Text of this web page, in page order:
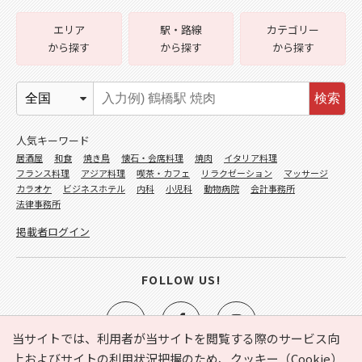
当サイトでは、利用者が当サイトを閲覧する際のサービス向
上およびサイトの利用状況把握のため、クッキー（Cookie）
エリア
から探す
駅・路線
から探す
カテゴリー
から探す
検索
人気キーワード
居酒屋 和食 焼き鳥 懐石・会席料理 焼肉
イタリア料理
フランス料理
アジア料理 喫茶・カフェ リラクゼーション
マッサージ
カラオケ
ビジネスホテル 内科 小児科 動物病院
会計事務所
法律事務所
掲載者ログイン
FOLLOW US!